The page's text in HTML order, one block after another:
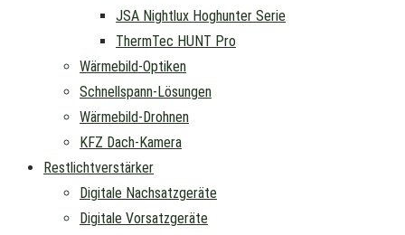
JSA Nightlux Hoghunter Serie
ThermTec HUNT Pro
Wärmebild-Optiken
Schnellspann-Lösungen
Wärmebild-Drohnen
KFZ Dach-Kamera
Restlichtverstärker
Digitale Nachsatzgeräte
Digitale Vorsatzgeräte